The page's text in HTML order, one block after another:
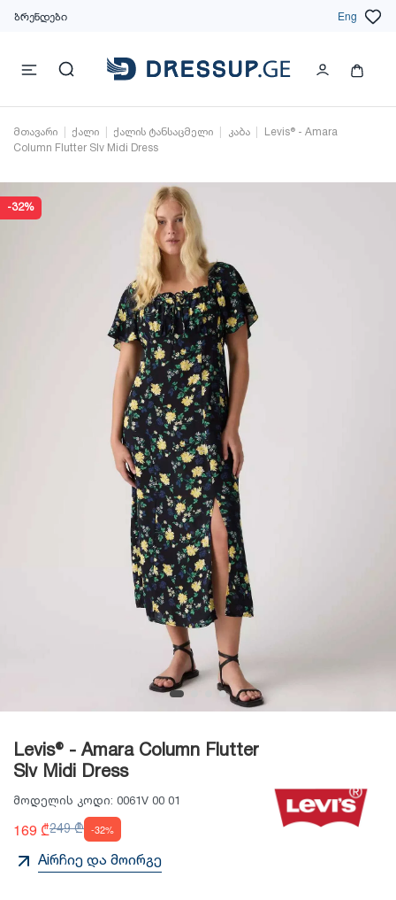
ბრენდები Eng
მთავარი ქალი ქალის ტანსაცმელი კაბა
Levis® - Amara
Column Flutter Slv Midi Dress
-32%
Levis® - Amara Column Flutter
Slv Midi Dress
მოდელის კოდი: 0061V 00 01
169 ₾249 ₾ -32%
Aiრჩიე და მოირგე